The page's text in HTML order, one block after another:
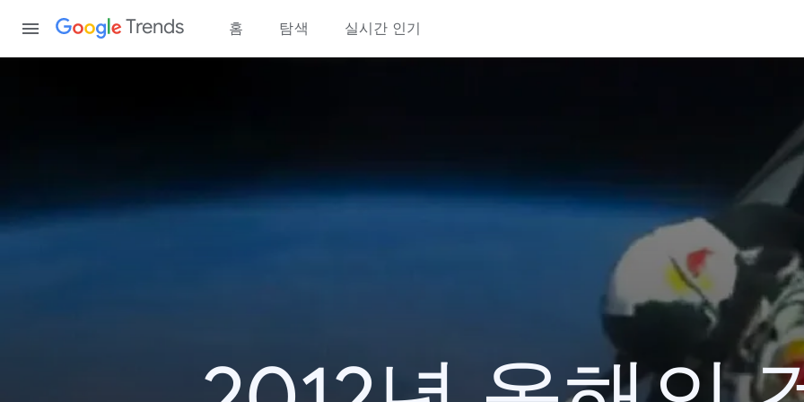
Trends 홈 탐색 실시간 인기